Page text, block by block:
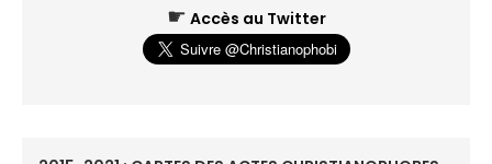
☛ Accès au Twitter